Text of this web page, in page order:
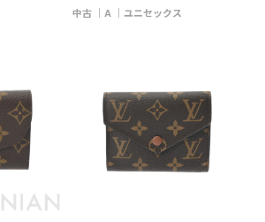
中古 A ユニセックス